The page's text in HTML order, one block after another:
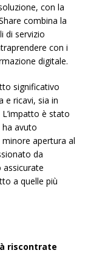
con la
combina la
di servizio
con i
digitale.
significativo
e ricavi, sia in
è stato
avuto
apertura al
da
assicurate
a quelle più
riscontrate